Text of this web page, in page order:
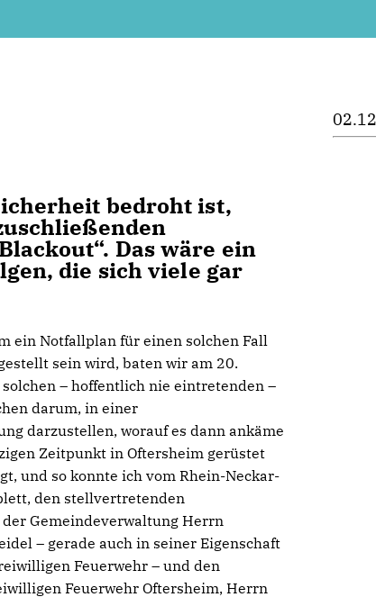
bedroht ist,
Das wäre ein
die sich viele gar
ein Notfallplan für einen solchen Fall
sein wird, baten wir am 20.
– hoffentlich nie eintretenden –
darum, in einer
darzustellen, worauf es dann ankäme
Zeitpunkt in Oftersheim gerüstet
und so konnte ich vom Rhein-Neckar-
den stellvertretenden
Gemeindeverwaltung Herrn
– gerade auch in seiner Eigenschaft
Feuerwehr – und den
Feuerwehr Oftersheim, Herrn